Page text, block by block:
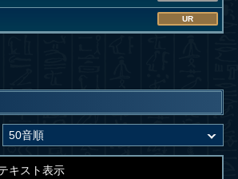
UR
キスト表示